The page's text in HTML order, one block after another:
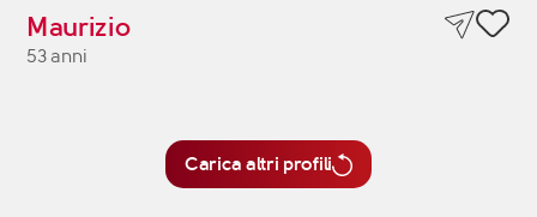
Maurizio
53 anni
Carica altri profili